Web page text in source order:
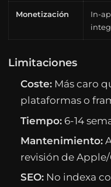
Monetización
In-
Limitaciones
Coste: Más caro
plataformas o
Tiempo: 6-14
Mantenimiento:
revisión de
SEO: No indexa